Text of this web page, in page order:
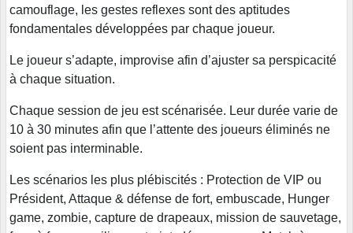
camouflage, les gestes reflexes sont des aptitudes
fondamentales développées par chaque joueur.
Le joueur s’adapte, improvise afin d’ajuster sa perspicacité
à chaque situation.
Chaque session de jeu est scénarisée. Leur durée varie de
10 à 30 minutes afin que l’attente des joueurs éliminés ne
soient pas interminable.
Les scénarios les plus plébiscités : Protection de VIP ou
Président, Attaque & défense de fort, embuscade, Hunger
game, zombie, capture de drapeaux, mission de sauvetage,